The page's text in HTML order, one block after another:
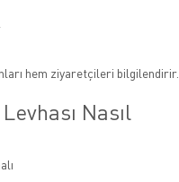
hem ziyaretçileri bilgilendirir.
Nasıl